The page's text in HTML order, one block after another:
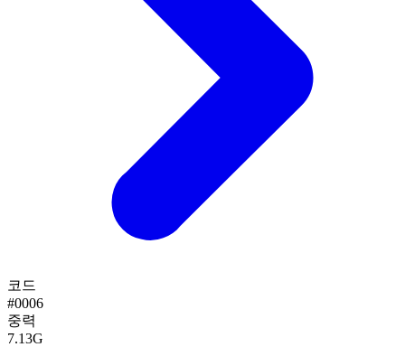
코드
#0006
중력
7.13G